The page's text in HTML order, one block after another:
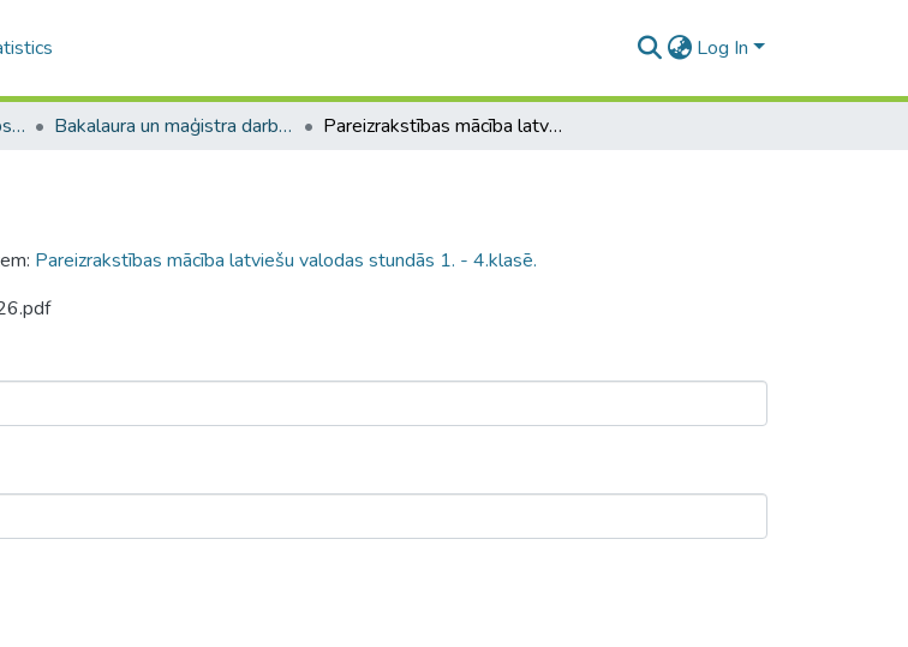
Log In
A -- Izglītības zinātņu un psiholoģijas fakultāte / Faculty of Education Sciences and Psychology Bakalaura un maģistra darbi (PPMF) / Bachelor's and Master's theses Pareizrakstības mācība latviešu valodas stundās 1. - 4.klasē.
Pareizrakstības mācība latviešu valodas stundās 1. - 4.klasē.